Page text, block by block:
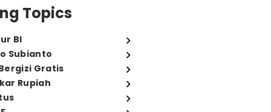
Topics
BI
Subianto
Gratis
Rupiah